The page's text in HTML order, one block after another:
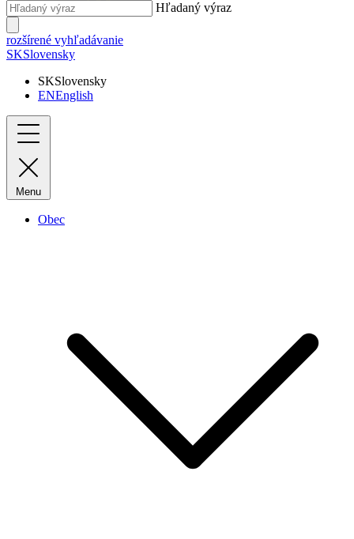
Hľadaný výraz
rozšírené vyhľadávanie
SKSlovensky
SKSlovensky
ENEnglish
Menu
Obec